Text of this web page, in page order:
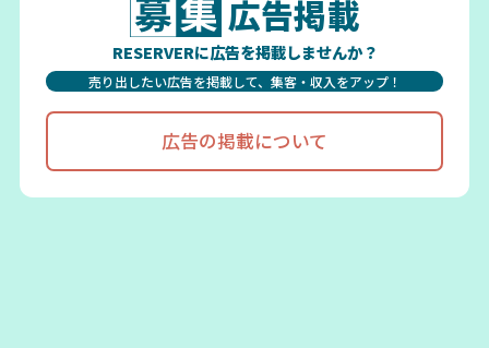
広告掲載
RESERVERに広告を掲載しませんか？
売り出したい広告を掲載して、集客・収入をアップ！
広告の掲載について